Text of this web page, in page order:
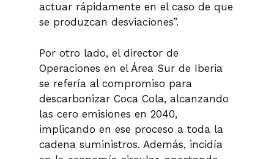
actuar rápidamente en el caso de que
se produzcan desviaciones”.
Por otro lado, el director de
Operaciones en el Área Sur de Iberia
se refería al compromiso para
descarbonizar Coca Cola, alcanzando
las cero emisiones en 2040,
implicando en ese proceso a toda la
cadena suministros. Además, incidía